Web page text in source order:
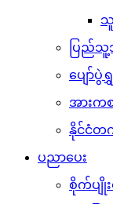
သူ
ပြည်သူ့
ပျော်ပွဲ
အားက
နိုင်ငံတ
ပညာပေး
စိုက်ပျိုး